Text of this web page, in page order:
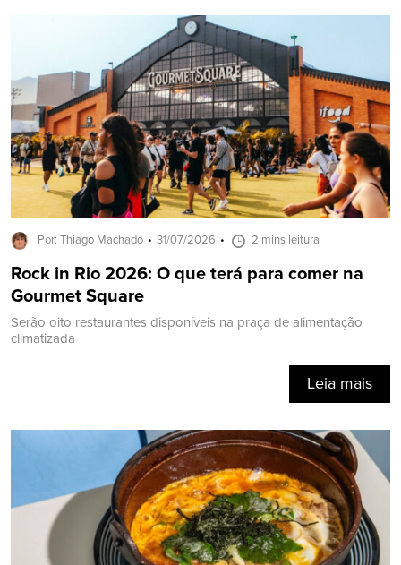
Por: Thiago Machado 31/07/2026 2 mins leitura
Rock in Rio 2026: O que terá para comer na
Gourmet Square
Serão oito restaurantes disponíveis na praça de alimentação
climatizada
Leia mais